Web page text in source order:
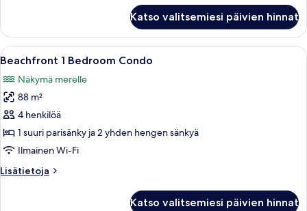
lähellä
Katso valitsemiesi päivien hinnat
Avaa
kaikki
huonetyypin
Beachfront
1
Bedroom
Condo
Olohuone, jossa on televisio,
8
Beachfront 1 Bedroom Condo
Näkymä merelle
88 m²
4 henkilöä
1 suuri parisänky ja 2 yhden hengen sänkyä
Ilmainen Wi-Fi
Lisätietoja
Lisätietoja
Katso valitsemiesi päivien hinnat